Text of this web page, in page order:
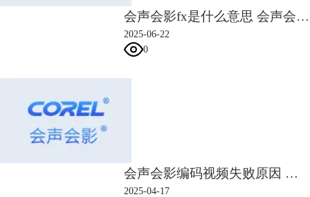
会声会影fx是什么意思 会声会影fx怎么使用
2025-06-22
0
会声会影编码视频失败原因 会声会影编码视频失败怎么办
2025-04-17